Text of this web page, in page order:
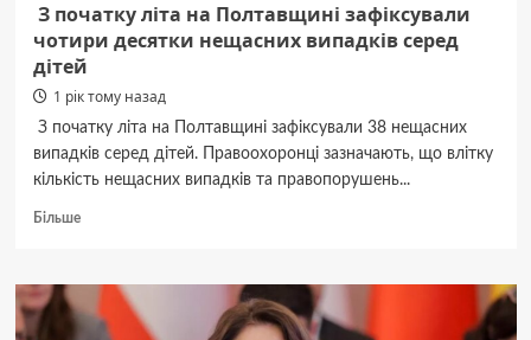
З початку літа на Полтавщині зафіксували
чотири десятки нещасних випадків серед
дітей
1 рік тому назад
З початку літа на Полтавщині зафіксували 38 нещасних
випадків серед дітей. Правоохоронці зазначають, що влітку
кількість нещасних випадків та правопорушень...
БільшеДокладніше
початку